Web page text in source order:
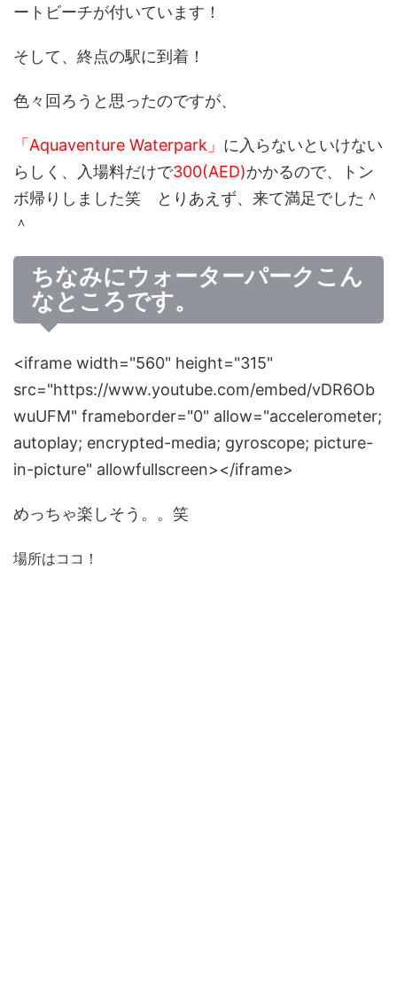
ートビーチが付いています！
そして、終点の駅に到着！
色々回ろうと思ったのですが、
「Aquaventure Waterpark」 に入らないといけない
らしく、入場料だけで300(AED)かかるので、トン
ボ帰りしました笑 とりあえず、来て満足でした＾
＾
ちなみにウォーターパークこん
なところです。
<iframe width="560" height="315"
src="https://www.youtube.com/embed/vDR6Ob
wuUFM" frameborder="0" allow="accelerometer;
autoplay; encrypted-media; gyroscope; picture-
in-picture" allowfullscreen></iframe>
めっちゃ楽しそう。。笑
場所はココ！